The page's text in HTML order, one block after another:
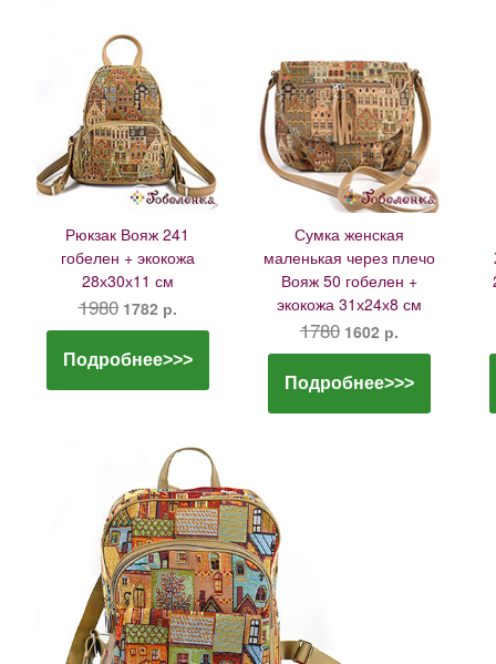
Рюкзак Вояж 241
гобелен + экокожа
28х30х11 см
1980 1782 р.
Подробнее>>>
Сумка женская
маленькая через плечо
Вояж 50 гобелен +
экокожа 31х24х8 см
1780 1602 р.
Подробнее>>>